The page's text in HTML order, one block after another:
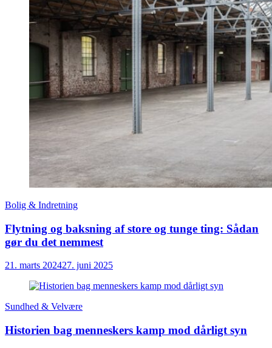
Bolig & Indretning
Flytning og baksning af store og tunge ting: Sådan
gør du det nemmest
21. marts 202427. juni 2025
Sundhed & Velvære
Historien bag menneskers kamp mod dårligt syn